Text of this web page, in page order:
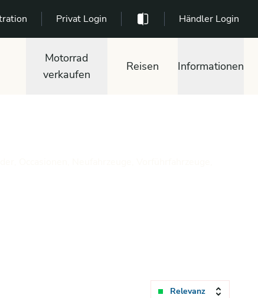
Privat Login Händler Login
Motorrad
verkaufen
Reisen Informationen
Occasionen, Neufahrzeuge, Vorführfahrzeuge,
Relevanz